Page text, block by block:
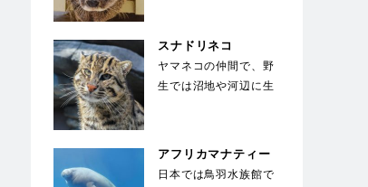
スナドリネコ
ヤマネコの仲間で、野
生では沼地や河辺に生
アフリカマナティー
日本では鳥羽水族館で